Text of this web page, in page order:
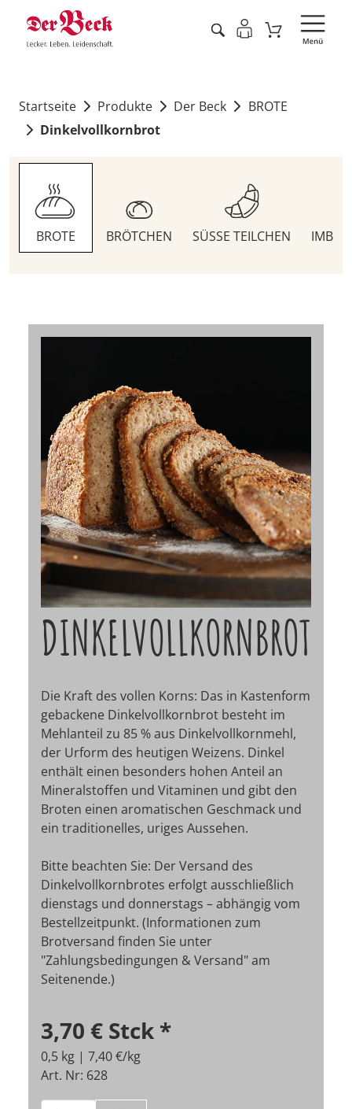
Startseite Produkte Der Beck
BROTE
Dinkelvollkornbrot
BROTE BRÖTCHEN SÜSSE TEILCHEN
DINKELVOLLKORNBROT
Die Kraft des vollen Korns: Das in Kastenform
gebackene Dinkelvollkornbrot besteht im
Mehlanteil zu 85 % aus Dinkelvollkornmehl,
der Urform des heutigen Weizens. Dinkel
enthält einen besonders hohen Anteil an
Mineralstoffen und Vitaminen und gibt den
Broten einen aromatischen Geschmack und
ein traditionelles, uriges Aussehen.
Bitte beachten Sie: Der Versand des
Dinkelvollkornbrotes erfolgt ausschließlich
dienstags und donnerstags – abhängig vom
Bestellzeitpunkt. (Informationen zum
Brotversand finden Sie unter
"Zahlungsbedingungen & Versand" am
Seitenende.)
3,70 € Stck *
0,5 kg | 7,40 €/kg
Art. Nr: 628